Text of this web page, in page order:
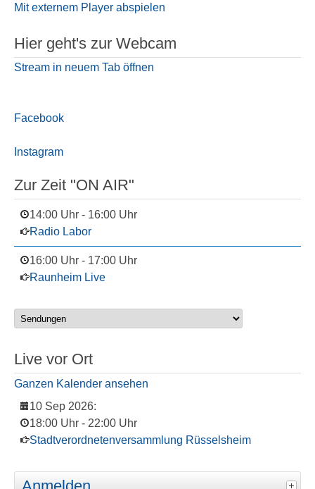
Mit externem Player abspielen
Hier geht's zur Webcam
Stream in neuem Tab öffnen
Facebook
Instagram
Zur Zeit "ON AIR"
14:00 Uhr - 16:00 Uhr
Radio Labor
16:00 Uhr - 17:00 Uhr
Raunheim Live
Live vor Ort
Ganzen Kalender ansehen
10 Sep 2026:
18:00 Uhr - 22:00 Uhr
Stadtverordnetenversammlung Rüsselsheim